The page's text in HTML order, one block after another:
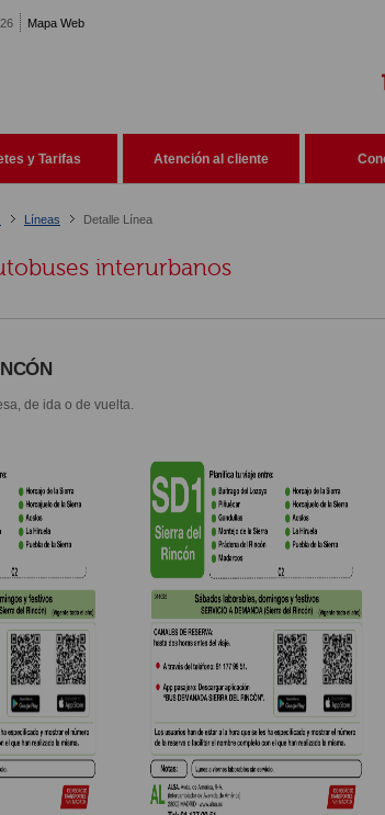
Mapa Web
y Tarifas Atención al cliente
Líneas Detalle Línea
interurbanos
de ida o de vuelta.